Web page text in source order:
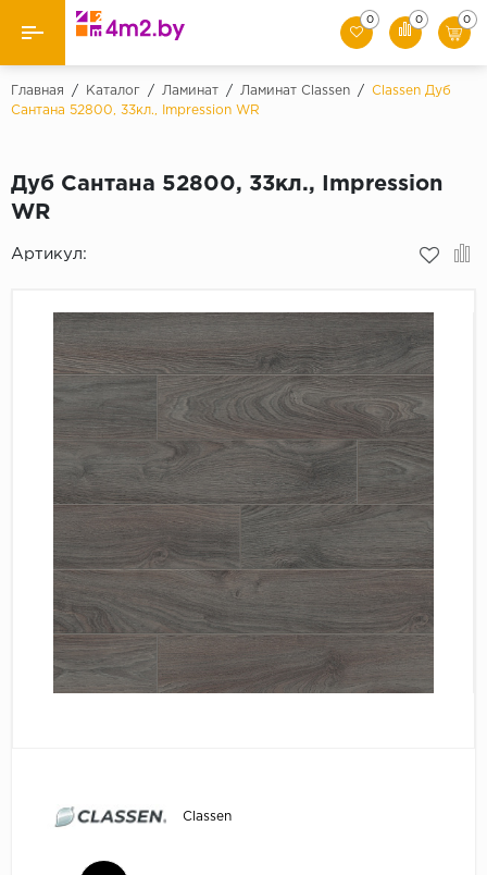
Назад Назад
Kastamonu
Распродажа
Плинтус
0 0 0
Главная / Каталог / Ламинат / Ламинат Сlassen /
Classen Дуб
Сантана 52800, 33кл., Impression WR
Дуб Сантана 52800, 33кл., Impression
WR
Артикул:
Classen